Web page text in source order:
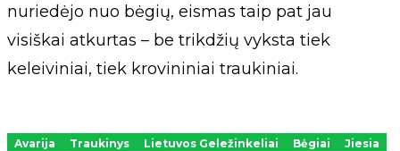
nuriedėjo nuo bėgių, eismas taip pat jau
visiškai atkurtas – be trikdžių vyksta tiek
keleiviniai, tiek krovininiai traukiniai.
Avarija Traukinys Lietuvos Geležinkeliai Bėgiai Jiesia